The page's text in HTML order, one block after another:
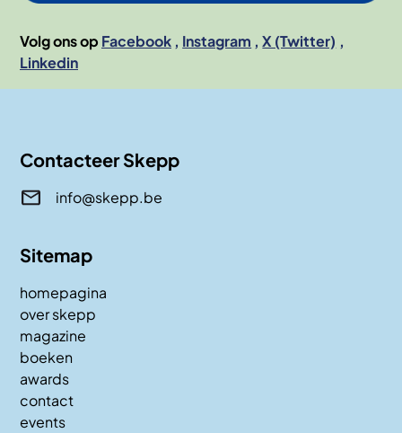
Volg ons op Facebook Instagram
X (Twitter)
Linkedin
Contacteer Skepp
info@skepp.be
Sitemap
homepagina
over skepp
magazine
boeken
awards
contact
events